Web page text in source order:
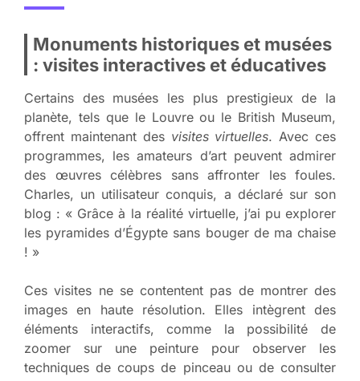
Monuments historiques et musées
: visites interactives et éducatives
Certains des musées les plus prestigieux de la
planète, tels que le Louvre ou le British Museum,
offrent maintenant des visites virtuelles. Avec ces
programmes, les amateurs d’art peuvent admirer
des œuvres célèbres sans affronter les foules.
Charles, un utilisateur conquis, a déclaré sur son
blog : « Grâce à la réalité virtuelle, j’ai pu explorer
les pyramides d’Égypte sans bouger de ma chaise
! »
Ces visites ne se contentent pas de montrer des
images en haute résolution. Elles intègrent des
éléments interactifs, comme la possibilité de
zoomer sur une peinture pour observer les
techniques de coups de pinceau ou de consulter